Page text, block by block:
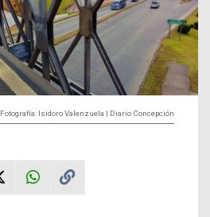
Fotografía: Isidoro Valenzuela | Diario Concepción